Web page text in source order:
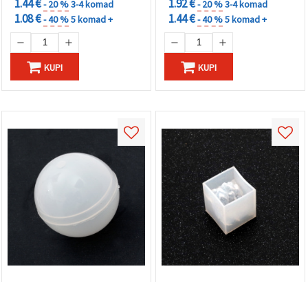
1.44 €- 20 %3-4 komad
1.08 €- 40 %5 komad +
KUPI
1.92 €- 20 %3-4 komad
1.44 €- 40 %5 komad +
KUPI